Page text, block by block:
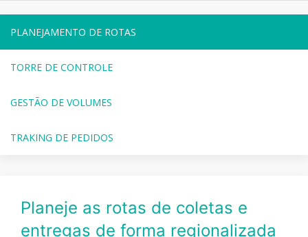
PLANEJAMENTO DE ROTAS
TORRE DE CONTROLE
GESTÃO DE VOLUMES
TRAKING DE PEDIDOS
Planeje as rotas de coletas e
entregas de forma regionalizada